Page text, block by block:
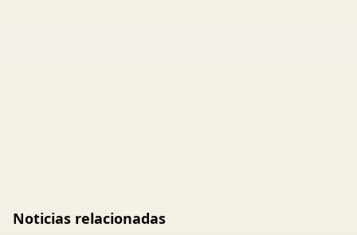
Noticias relacionadas